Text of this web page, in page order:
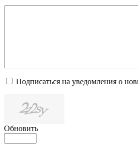
Подписаться на уведомления о
Обновить